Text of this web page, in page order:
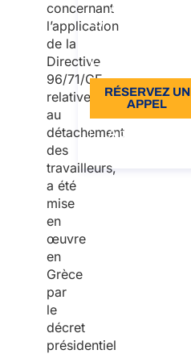
concernant
l’application
de la
Directive
96/71/CE
relative
au
détachement
des
travailleurs,
a été
mise
en
œuvre
en
Grèce
par
le
décret
présidentiel
À partir de: €96
TVA incluse
RÉSERVEZ UN
APPEL
À propos de